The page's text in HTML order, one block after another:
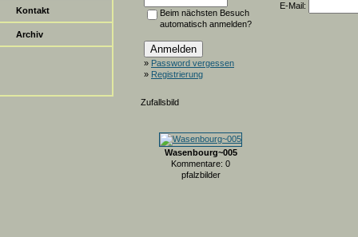
Kontakt
Archiv
Beim nächsten Besuch
automatisch anmelden?
» Password vergessen
» Registrierung
Zufallsbild
Wasenbourg~005
Kommentare: 0
pfalzbilder
E-Mail: